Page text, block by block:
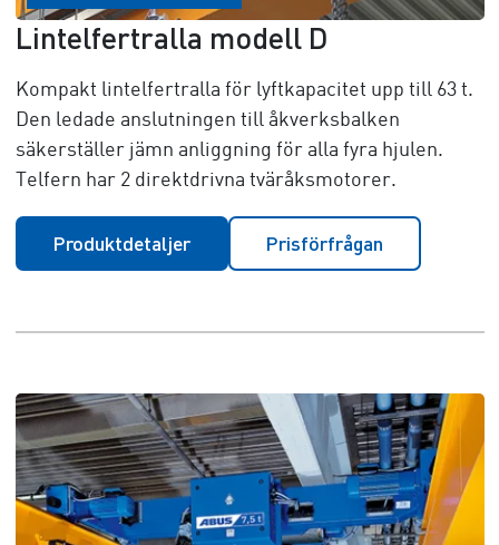
Lintelfertralla modell D
Kompakt lintelfertralla för lyftkapacitet upp till 63 t.
Den ledade anslutningen till åkverksbalken
säkerställer jämn anliggning för alla fyra hjulen.
Telfern har 2 direktdrivna tväråksmotorer.
Produktdetaljer Prisförfrågan